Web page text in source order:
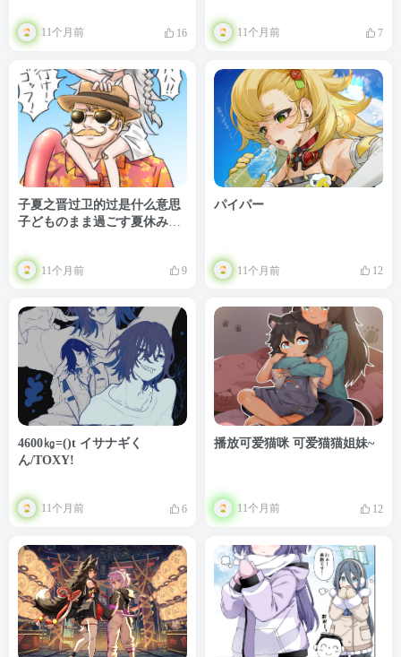
11个月前 16 11个月前 7
子夏之晋过卫的过是什么意思
子どものまま過ごす夏休みに
11个月前 9
パイパー
11个月前 12
4600㎏=()t イサナギく
ん/TOXY!
11个月前 6
播放可爱猫咪 可爱猫猫姐妹~
11个月前 12